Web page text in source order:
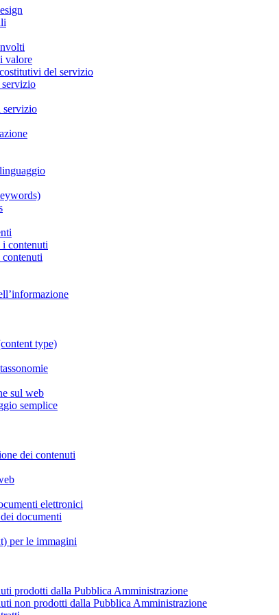
valore
del servizio
servizio
i contenuti
type)
sul web
semplice
dei contenuti
elettronici
documenti
per le immagini
prodotti dalla Pubblica Amministrazione
non prodotti dalla Pubblica Amministrazione